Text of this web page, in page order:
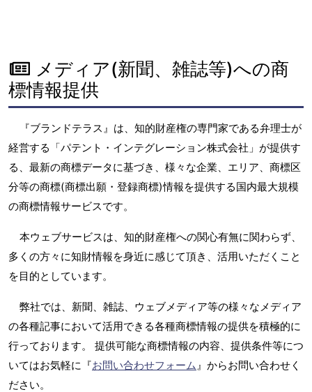
メディア(新聞、雑誌等)への商
標情報提供
『ブランドテラス』は、知的財産権の専門家である弁理士が
経営する「パテント・インテグレーション株式会社」が提供す
る、最新の商標データに基づき、様々な企業、エリア、商標区
分等の商標(商標出願・登録商標)情報を提供する国内最大規模
の商標情報サービスです。
本ウェブサービスは、知的財産権への関心有無に関わらず、
多くの方々に知財情報を身近に感じて頂き、活用いただくこと
を目的としています。
弊社では、新聞、雑誌、ウェブメディア等の様々なメディア
の各種記事において活用できる各種商標情報の提供を積極的に
行っております。 提供可能な商標情報の内容、提供条件等につ
いてはお気軽に『お問い合わせフォーム 』からお問い合わせく
ださい。